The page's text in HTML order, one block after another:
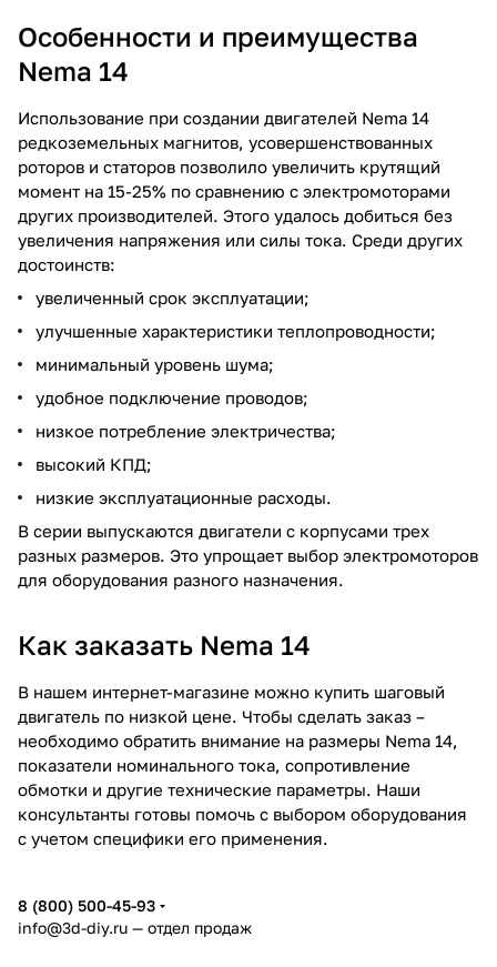
Особенности и преимущества
Nema 14
Использование при создании двигателей Nema 14
редкоземельных магнитов, усовершенствованных
роторов и статоров позволило увеличить крутящий
момент на 15-25% по сравнению с электромоторами
других производителей. Этого удалось добиться без
увеличения напряжения или силы тока. Среди других
достоинств:
увеличенный срок эксплуатации;
улучшенные характеристики теплопроводности;
минимальный уровень шума;
удобное подключение проводов;
низкое потребление электричества;
высокий КПД;
низкие эксплуатационные расходы.
В серии выпускаются двигатели с корпусами трех
разных размеров. Это упрощает выбор электромоторов
для оборудования разного назначения.
Как заказать Nema 14
В нашем интернет-магазине можно купить шаговый
двигатель по низкой цене. Чтобы сделать заказ –
необходимо обратить внимание на размеры Nema 14,
показатели номинального тока, сопротивление
обмотки и другие технические параметры. Наши
консультанты готовы помочь с выбором оборудования
с учетом специфики его применения.
8 (800) 500-45-93
info@3d-diy.ru — отдел продаж